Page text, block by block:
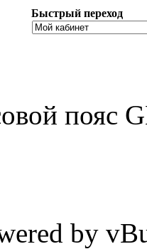
Быстрый переход
пояс
by